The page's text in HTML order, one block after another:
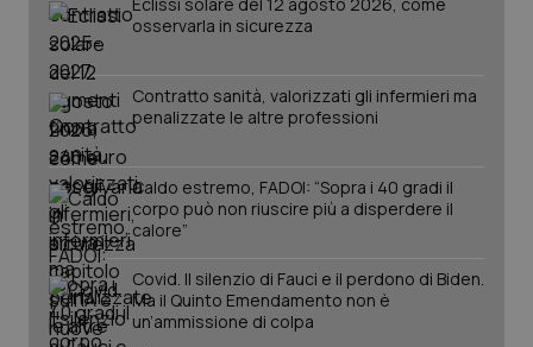
Vacciniosservarla in sicurezza
Contratto sanità, valorizzati gli infermieri ma
penalizzate le altre professioni
Caldo estremo, FADOI: “Sopra i 40 gradi il
corpo può non riuscire più a disperdere il
calore”
Covid. Il silenzio di Fauci e il perdono di Biden.
Ma il Quinto Emendamento non è
un’ammissione di colpa
tracking-sites-ironfish-
tracking-enable
www.quotidianosanita.it